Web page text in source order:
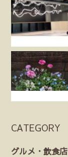
CATEGORY
グルメ・飲食店